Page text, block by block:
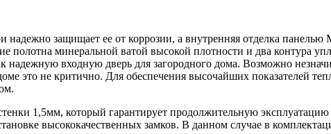
надежно защищает ее от коррозии, а внутренняя отделка
полотна минеральной ватой высокой плотности и два контура
надежную входную дверь для загородного дома. Возможно
это не критично. Для обеспечения высочайших показателей
1,5мм, который гарантирует продолжительную
высококачественных замков. В данном случае в